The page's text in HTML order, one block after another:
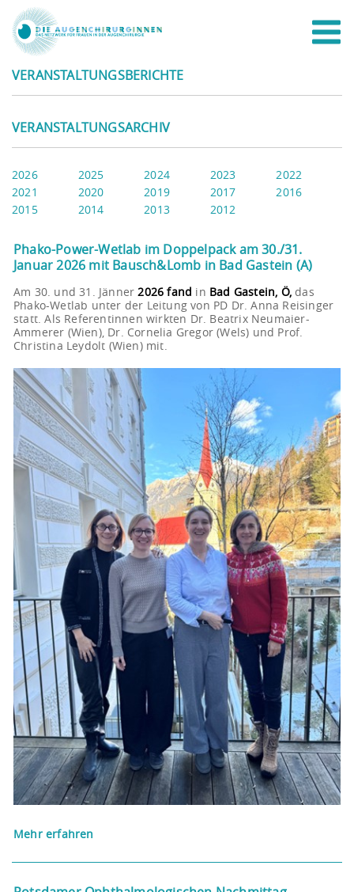
VERANSTALTUNGSBERICHTE
VERANSTALTUNGSARCHIV
2026 2025 2024 2023
2022
2021
2020 2019 2017
2016
2015
2014 2013 2012
Phako-Power-Wetlab im Doppelpack am 30./31.
Januar 2026 mit Bausch&Lomb in Bad Gastein (A)
Am 30. und 31. Jänner 2026 fand in Bad Gastein, Ö,das
Phako-Wetlab unter der Leitung von PD Dr. Anna Reisinger
statt. Als Referentinnen wirkten Dr. Beatrix Neumaier-
Ammerer (Wien), Dr. Cornelia Gregor (Wels) und Prof.
Christina Leydolt (Wien) mit.
Mehr erfahren